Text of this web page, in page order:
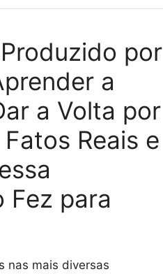
por
a
a Volta por
Reais e
Fez para
nas mais diversas